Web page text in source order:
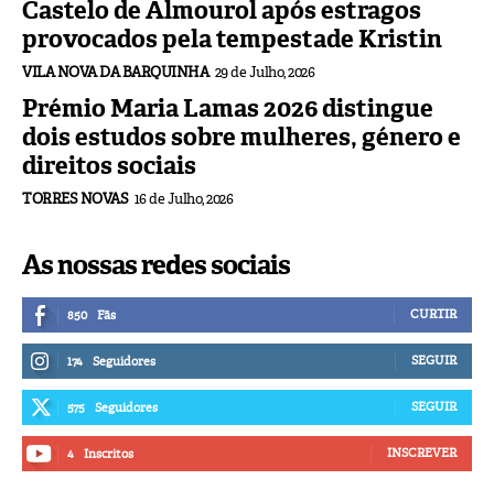
Castelo de Almourol após estragos
provocados pela tempestade Kristin
VILA NOVA DA BARQUINHA 29 de Julho, 2026
Prémio Maria Lamas 2026 distingue
dois estudos sobre mulheres, género e
direitos sociais
TORRES NOVAS 16 de Julho, 2026
As nossas redes sociais
850 Fãs CURTIR
174 Seguidores SEGUIR
575 Seguidores SEGUIR
4 Inscritos INSCREVER